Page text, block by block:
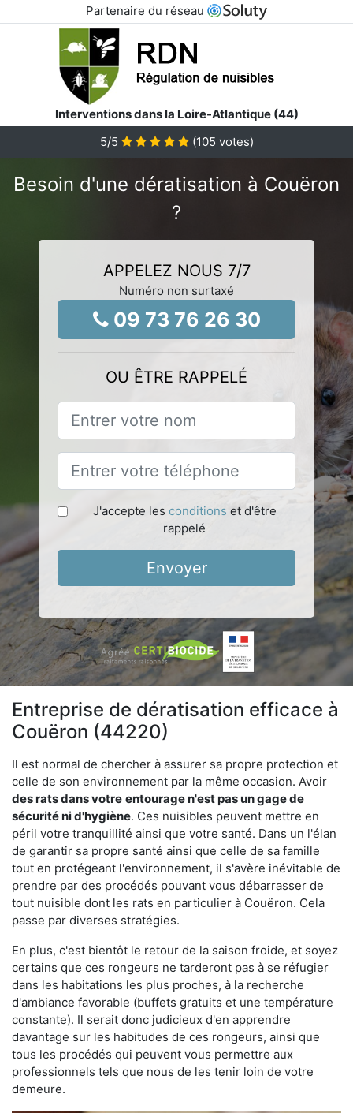
Partenaire du réseau
Interventions dans la Loire-Atlantique (44)
5/5 (105 votes)
Besoin d'une dératisation à Couëron
?
APPELEZ NOUS 7/7
Numéro non surtaxé
09 73 76 26 30
OU ÊTRE RAPPELÉ
J'accepte les conditions et d'être
rappelé
Envoyer
Entreprise de dératisation efficace à
Couëron (44220)
Il est normal de chercher à assurer sa propre protection et
celle de son environnement par la même occasion. Avoir
des rats dans votre entourage n'est pas un gage de
sécurité ni d'hygiène. Ces nuisibles peuvent mettre en
péril votre tranquillité ainsi que votre santé. Dans un l'élan
de garantir sa propre santé ainsi que celle de sa famille
tout en protégeant l'environnement, il s'avère inévitable de
prendre par des procédés pouvant vous débarrasser de
tout nuisible dont les rats en particulier à Couëron. Cela
passe par diverses stratégies.
En plus, c'est bientôt le retour de la saison froide, et soyez
certains que ces rongeurs ne tarderont pas à se réfugier
dans les habitations les plus proches, à la recherche
d'ambiance favorable (buffets gratuits et une température
constante). Il serait donc judicieux d'en apprendre
davantage sur les habitudes de ces rongeurs, ainsi que
tous les procédés qui peuvent vous permettre aux
professionnels tels que nous de les tenir loin de votre
demeure.